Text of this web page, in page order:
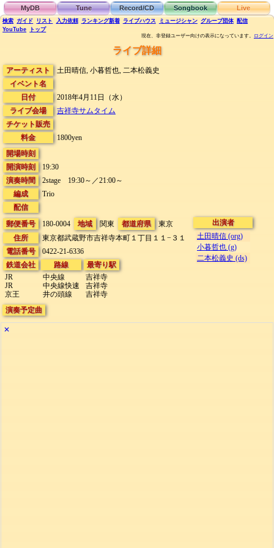
MyDB Tune Record/CD Songbook Live
検索 ガイド リスト 入力依頼 ランキング新着 ライブハウス ミュージシャン グループ団体 配信
YouTube
トップ
現在、非登録ユーザー向けの表示になっています。 ログイン
ライブ詳細
アーティスト
土田晴信, 小暮哲也, 二本松義史
イベント名
日付
2018年4月11日（水）
ライブ会場
吉祥寺サムタイム
チケット販売
料金
1800yen
開場時刻
開演時刻
19:30
演奏時間
2stage 19:30～／21:00～
編成
Trio
配信
郵便番号
180-0004 地域 関東 都道府県
東京
住所
東京都武蔵野市吉祥寺本町１丁目１１−３１
電話番号
0422-21-6336
鉄道会社
JR
JR
京王
路線
中央線
中央線快速
井の頭線
最寄り駅
吉祥寺
吉祥寺
吉祥寺
出演者
土田晴信 (org)
小暮哲也 (g)
二本松義史 (ds)
演奏予定曲
✕